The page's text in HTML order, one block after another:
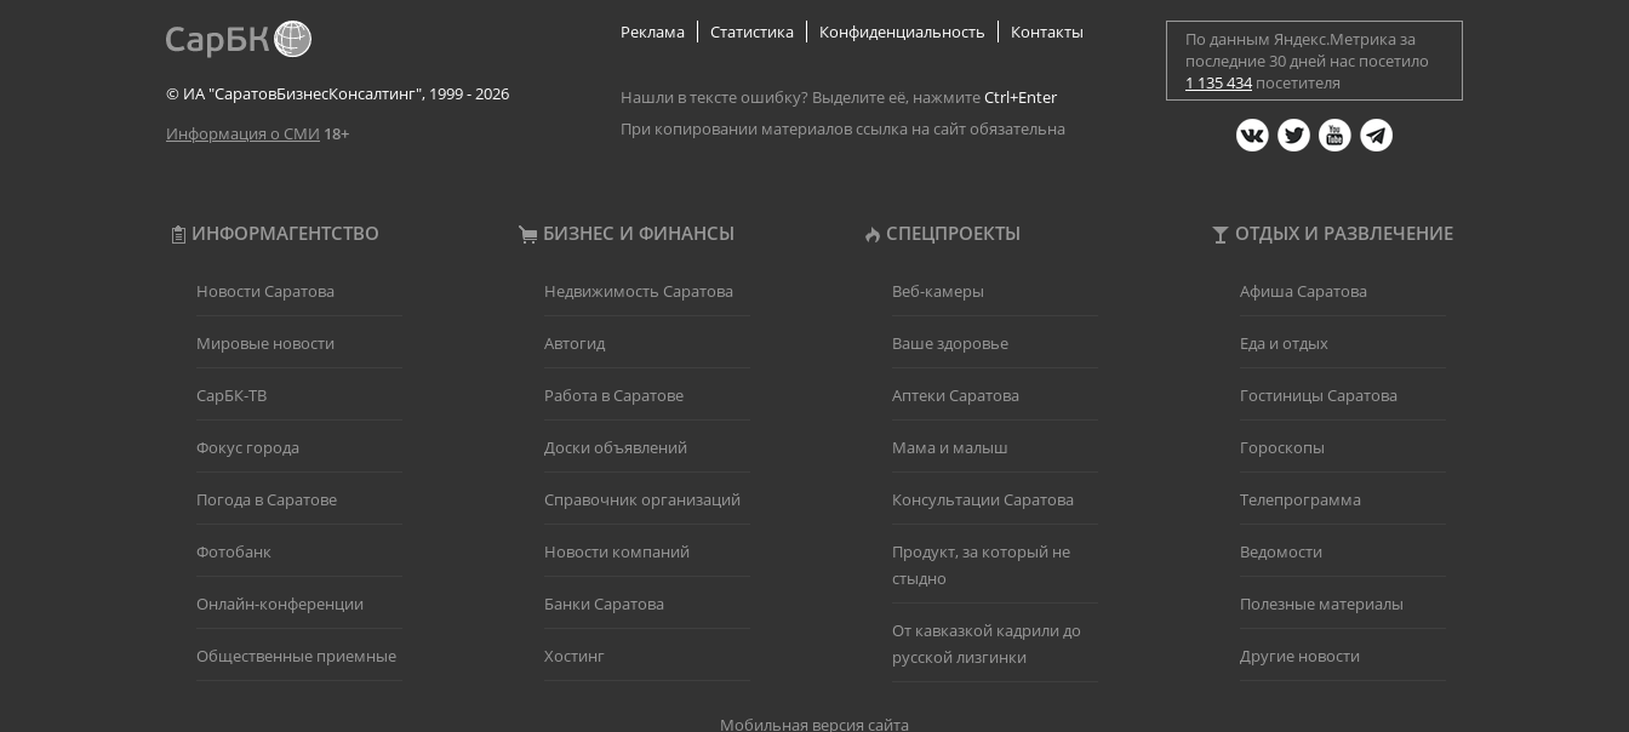
© ИА "СаратовБизнесКонсалтинг", 1999 - 2026
Информация о СМИ 18+
Реклама Статистика Конфиденциальность Контакты
Нашли в тексте ошибку? Выделите её, нажмитеCtrl+Enter
При копировании материалов ссылка на сайт обязательна
По данным Яндекс.Метрика за
последние 30 дней нас посетило
1 135 434посетителя
ИНФОРМАГЕНТСТВО БИЗНЕС И ФИНАНСЫ СПЕЦПРОЕКТЫ ОТДЫХ И РАЗВЛЕЧЕНИЕ
Новости Саратова
Мировые новости
СарБК-ТВ
Фокус города
Погода в Саратове
Фотобанк
Онлайн-конференции
Общественные приемные
Недвижимость Саратова
Автогид
Работа в Саратове
Доски объявлений
Справочник организаций
Новости компаний
Банки Саратова
Хостинг
Веб-камеры
Ваше здоровье
Аптеки Саратова
Мама и малыш
Консультации Саратова
Продукт, за который не
стыдно
От кавказкой кадрили до
русской лизгинки
Афиша Саратова
Еда и отдых
Гостиницы Саратова
Гороскопы
Телепрограмма
Ведомости
Полезные материалы
Другие новости
Мобильная версия сайта